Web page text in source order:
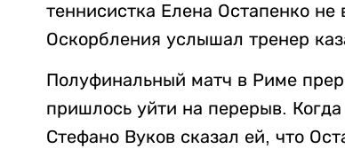
теннисистка Елена Остапенко
Оскорбления услышал тренер
Полуфинальный матч в Риме
пришлось уйти на перерыв.
Стефано Вуков сказал ей, что